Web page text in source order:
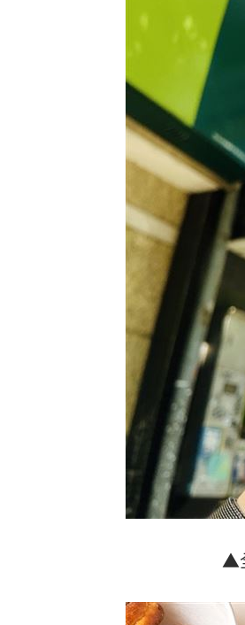
台灣彩券開獎直播中
LIVE三立+24小時
三立iNEWS新聞
市場到酒場料理
油品食安事件引
酷澎「爸氣父親
罕病博士彭士齊
▲